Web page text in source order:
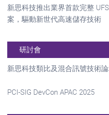
新思科技推出業界首款完整
案，驅動新世代高速儲存技術
研討會
新思科技類比及混合訊號技術
PCI-SIG DevCon APAC 2025